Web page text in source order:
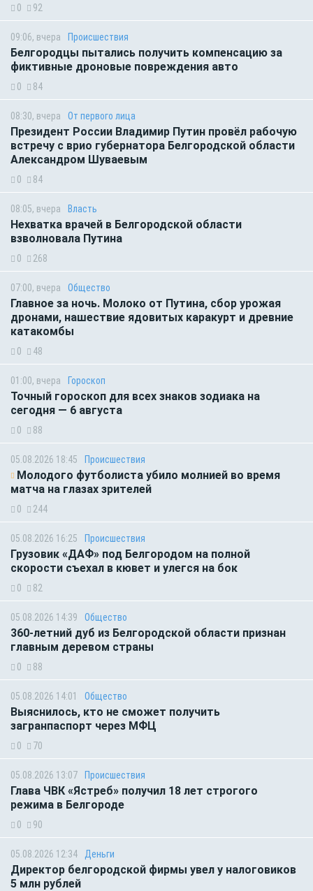
0 92
09:06, вчера Происшествия
Белгородцы пытались получить компенсацию за
фиктивные дроновые повреждения авто
0 84
08:30, вчера От первого лица
Президент России Владимир Путин провёл рабочую
встречу с врио губернатора Белгородской области
Александром Шуваевым
0 84
08:05, вчера Власть
Нехватка врачей в Белгородской области
взволновала Путина
0 268
07:00, вчера Общество
Главное за ночь. Молоко от Путина, сбор урожая
дронами, нашествие ядовитых каракурт и древние
катакомбы
0 48
01:00, вчера Гороскоп
Точный гороскоп для всех знаков зодиака на
сегодня — 6 августа
0 88
05.08.2026 18:45 Происшествия
Молодого футболиста убило молнией во время
матча на глазах зрителей
0 244
05.08.2026 16:25 Происшествия
Грузовик «ДАФ» под Белгородом на полной
скорости съехал в кювет и улегся на бок
0 82
05.08.2026 14:39 Общество
360-летний дуб из Белгородской области признан
главным деревом страны
0 88
05.08.2026 14:01 Общество
Выяснилось, кто не сможет получить
загранпаспорт через МФЦ
0 70
05.08.2026 13:07 Происшествия
Глава ЧВК «Ястреб» получил 18 лет строгого
режима в Белгороде
0 90
05.08.2026 12:34 Деньги
Директор белгородской фирмы увел у налоговиков
5 млн рублей